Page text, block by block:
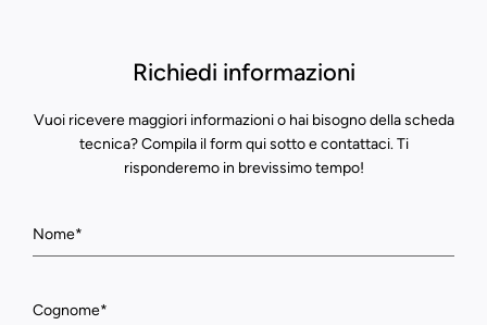
Richiedi informazioni
Vuoi ricevere maggiori informazioni o hai bisogno della scheda
tecnica? Compila il form qui sotto e contattaci. Ti
risponderemo in brevissimo tempo!